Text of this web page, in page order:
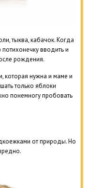
тыква, кабачок. Когда
вводить и
рождения.
которая нужна и маме и
только яблоки
понемногу пробовать
от природы. Но